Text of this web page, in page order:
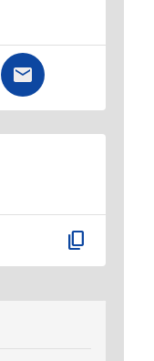
content_copy